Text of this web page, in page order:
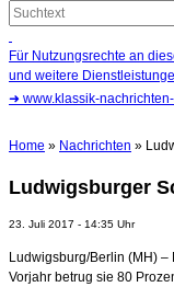
Für Nutzungsrechte an
und weitere
➜ www.klassik-
Home » Nachrichten »
Ludwigsburger
23. Juli 2017 - 14:35 Uhr
Ludwigsburg/Berlin (MH)
Vorjahr betrug sie 80